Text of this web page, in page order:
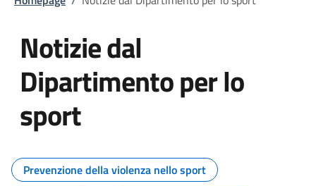
Notizie dal
Dipartimento per lo
sport
Tutti i contenuti della pagina
Prevenzione della violenza nello sport